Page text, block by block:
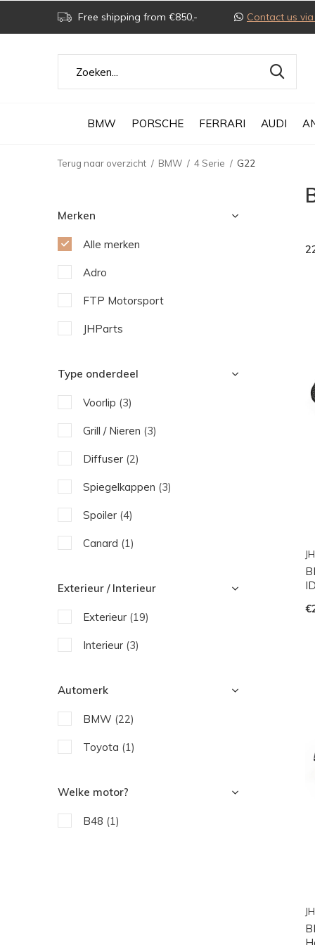
BMW PORSCHE FERRARI AUDI
Free shipping from €850,- Contact us
Terug naar overzicht BMW 4 Serie G22
Merken
Alle merken
Adro
FTP Motorsport
JHParts
Type onderdeel
Voorlip (3)
Grill / Nieren (3)
Diffuser (2)
Spiegelkappen (3)
Spoiler (4)
Canard (1)
Exterieur / Interieur
Exterieur (19)
Interieur (3)
Automerk
BMW (22)
Toyota (1)
Welke motor?
B48 (1)